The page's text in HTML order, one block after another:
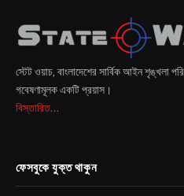
স্টেট ওয়াচ, বাংলাদেশের সার্বিক আইন শৃঙ্খলা
গবেষণামূলক একটি প্রয়াস।
বিস্তারিত...
ফেসবুকে যুক্ত থাকুন